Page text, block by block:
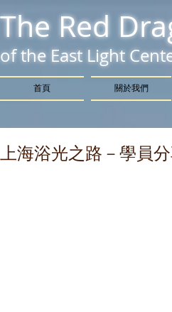
The Red
of the East Light
首頁 關於我們
上海浴光之路－學員分